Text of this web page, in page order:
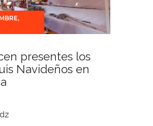
presentes los
Navideños en